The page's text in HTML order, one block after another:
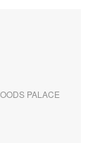
PALACE